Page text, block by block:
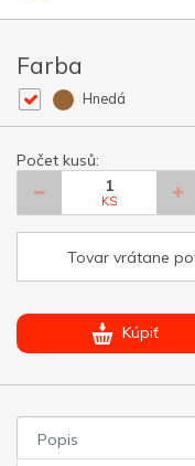
Farba
Hnedá
Počet kusů:
KS
Tovar vrátane
Kúpiť
Popis